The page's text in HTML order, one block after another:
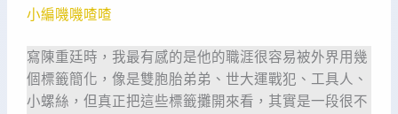
小編嘰嘰喳喳
寫陳重廷時，我最有感的是他的職涯很容易被外界用幾
個標籤簡化，像是雙胞胎弟弟、世大運戰犯、工具人、
小螺絲，但真正把這些標籤攤開來看，其實是一段很不